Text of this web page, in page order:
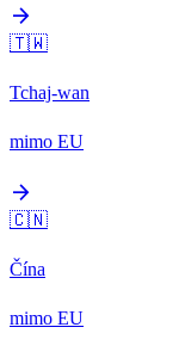
arrow_forward
🇹🇼
Tchaj-wan
mimo EU
arrow_forward
🇨🇳
Čína
mimo EU